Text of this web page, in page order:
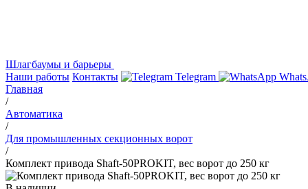
Шлагбаумы и барьеры
Наши работы Контакты Telegram
Главная
/
Автоматика
/
Для промышленных секционных ворот
/
Комплект привода Shaft-50PROKIT, вес ворот до 250 кг